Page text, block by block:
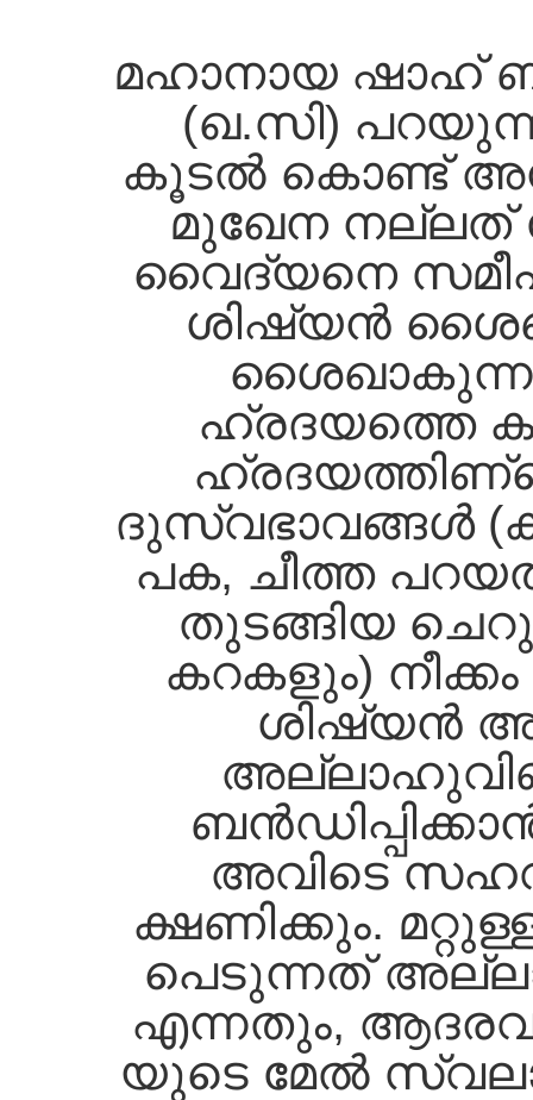
മഹാനായ ഷാഹ്‌
(ഖ.സി)
കൂടല്‍ കൊണ്ട്‌
മുഖേന നല്ലത്‌
വൈദ്യനെ
ശിഷ്യന്‍
ഹ്രദയത്തെ
ദുസ്വഭാവങ്ങള്‍
പക, ചീത്ത
തുടങ്ങിയ
കറകളും)
ശിഷ്യന്‍
അവിടെ
ക്ഷണിക്കും.
പെടുന്നത്‌
എന്നതും,
യുടെ മേല്‍